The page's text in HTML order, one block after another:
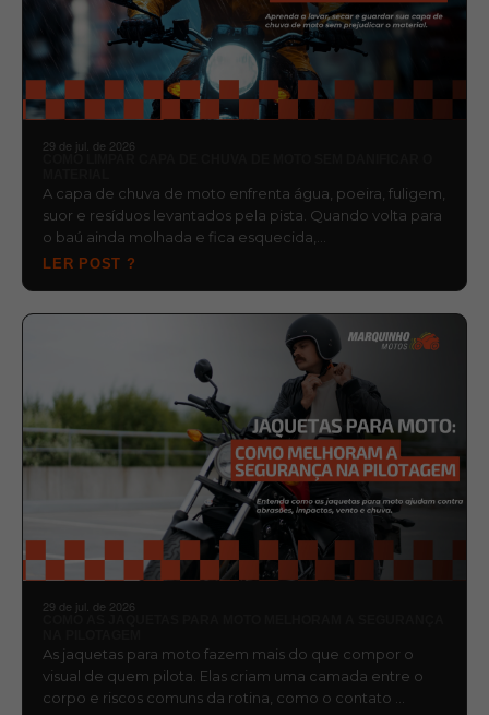
29 de jul. de 2026
A capa de chuva de moto enfrenta água, poeira, fuligem,
suor e resíduos levantados pela pista. Quando volta para
o baú ainda molhada e fica esquecida,…
LER POST ?
29 de jul. de 2026
As jaquetas para moto fazem mais do que compor o
visual de quem pilota. Elas criam uma camada entre o
corpo e riscos comuns da rotina, como o contato …